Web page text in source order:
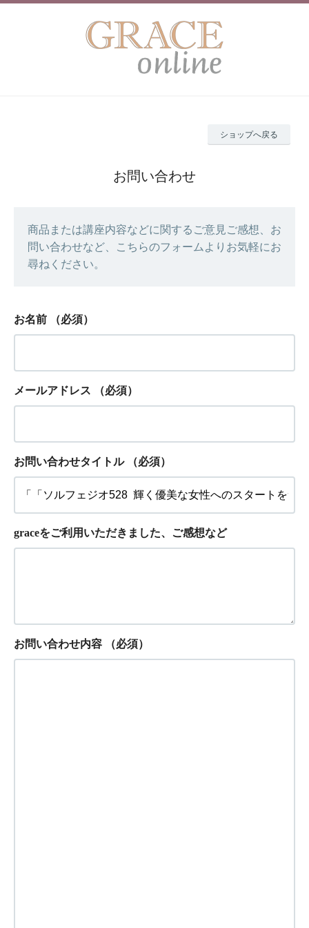
ショップへ戻る
お問い合わせ
商品または講座内容などに関するご意見ご感想、お
問い合わせなど、こちらのフォームよりお気軽にお
尋ねください。
お名前 （必須）
メールアドレス （必須）
お問い合わせタイトル （必須）
graceをご利用いただきました、ご感想など
お問い合わせ内容 （必須）